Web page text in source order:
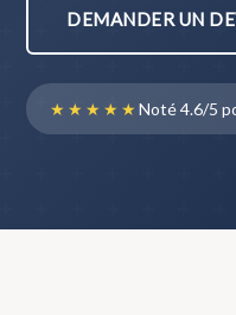
DEMANDER UN
★★★★★Noté 4.6/5